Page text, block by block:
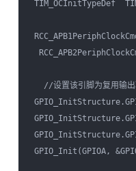
TIM_OCInitTypeDef
//设置该引脚为复用输出
GPIO_Init(GPIOA,